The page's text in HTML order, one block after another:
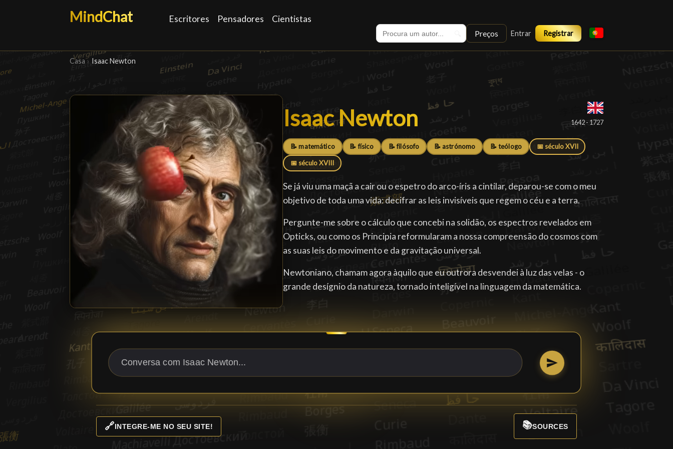
MindChat Escritores Pensadores Cientistas
Preços Entrar Registrar
Casa › Isaac Newton
Isaac Newton
Isaac Newton █ 1642 - 1727
📝 matemático 📝 físico 📝 filósofo 📝 astrónomo 📝 teólogo 📅 século XVII
📅 século XVIII
Se já viu uma maçã a cair ou o espetro do arco-íris a cintilar, deparou-se com o meu
objetivo de toda uma vida: decifrar as leis invisíveis que regem o céu e a terra.
Pergunte-me sobre o cálculo que concebi na solidão, os espectros revelados em
Opticks, ou como os Principia reformularam a nossa compreensão do cosmos com
as suas leis do movimento e da gravitação universal.
Newtoniano, chamam agora àquilo que eu outrora desvendei à luz das velas - o
grande desígnio da natureza, tornado inteligível na linguagem da matemática.
🔗INTEGRE-ME NO SEU SITE! 📚SOURCES